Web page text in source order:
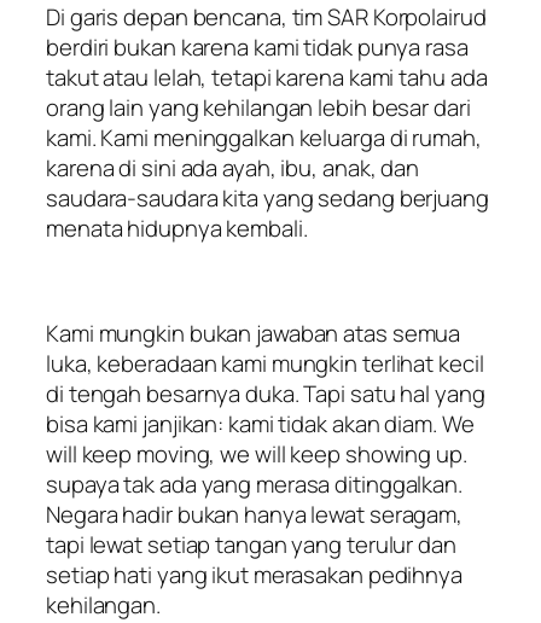
Di garis depan bencana, tim SAR Korpolairud
berdiri bukan karena kami tidak punya rasa
takut atau lelah, tetapi karena kami tahu ada
orang lain yang kehilangan lebih besar dari
kami. Kami meninggalkan keluarga di rumah,
karena di sini ada ayah, ibu, anak, dan
saudara-saudara kita yang sedang berjuang
menata hidupnya kembali.
Kami mungkin bukan jawaban atas semua
luka, keberadaan kami mungkin terlihat kecil
di tengah besarnya duka. Tapi satu hal yang
bisa kami janjikan: kami tidak akan diam. We
will keep moving, we will keep showing up.
supaya tak ada yang merasa ditinggalkan.
Negara hadir bukan hanya lewat seragam,
tapi lewat setiap tangan yang terulur dan
setiap hati yang ikut merasakan pedihnya
kehilangan.